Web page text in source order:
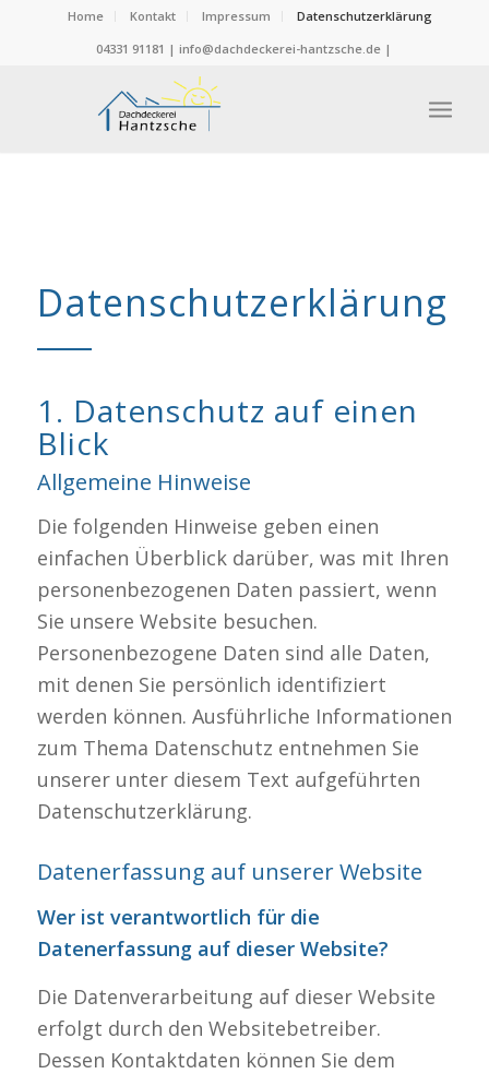
Home Kontakt Impressum
Datenschutzerklärung
04331 91181 | info@dachdeckerei-hantzsche.de |
Datenschutzerklärung
1. Datenschutz auf einen
Blick
Allgemeine Hinweise
Die folgenden Hinweise geben einen
einfachen Überblick darüber, was mit Ihren
personenbezogenen Daten passiert, wenn
Sie unsere Website besuchen.
Personenbezogene Daten sind alle Daten,
mit denen Sie persönlich identifiziert
werden können. Ausführliche Informationen
zum Thema Datenschutz entnehmen Sie
unserer unter diesem Text aufgeführten
Datenschutzerklärung.
Datenerfassung auf unserer Website
Wer ist verantwortlich für die
Datenerfassung auf dieser Website?
Die Datenverarbeitung auf dieser Website
erfolgt durch den Websitebetreiber.
Dessen Kontaktdaten können Sie dem